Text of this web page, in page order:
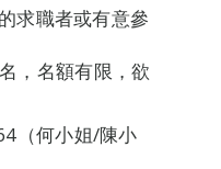
求職者或有意參
，名額有限，欲
（何小姐/陳小